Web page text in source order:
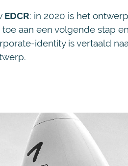
EDCR: in 2020 is het
aan een volgende stap
identity is vertaald